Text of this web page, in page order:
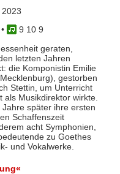
2023
•
9 10 9
geraten,
letzten Jahren
die Komponistin Emilie
gestorben
Stettin, um Unterricht
Musikdirektor wirkte.
später ihre ersten
Schaffenszeit
acht Symphonien,
zu Goethes
und Vokalwerke.